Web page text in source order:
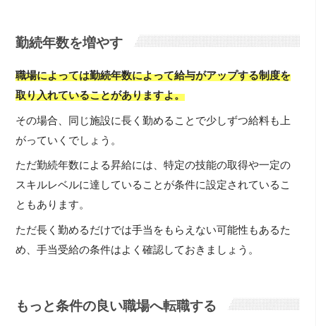
勤続年数を増やす
職場によっては勤続年数によって給与がアップする制度を
取り入れていることがありますよ。
その場合、同じ施設に長く勤めることで少しずつ給料も上
がっていくでしょう。
ただ勤続年数による昇給には、特定の技能の取得や一定の
スキルレベルに達していることが条件に設定されているこ
ともあります。
ただ長く勤めるだけでは手当をもらえない可能性もあるた
め、手当受給の条件はよく確認しておきましょう。
もっと条件の良い職場へ転職する